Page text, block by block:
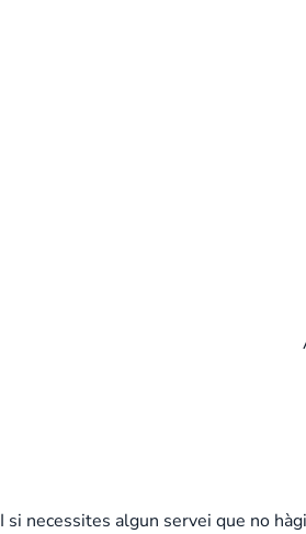
I si necessites algun servei que no